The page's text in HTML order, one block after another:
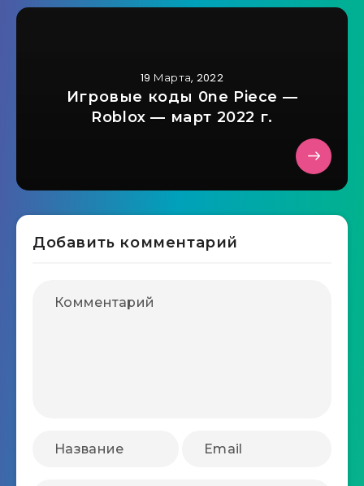
19 Марта, 2022
Игровые коды 0ne Piece —
Roblox — март 2022 г.
Добавить комментарий